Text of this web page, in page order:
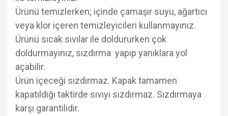
Ürünü temizlerken; içinde çamaşır suyu, ağartıcı
veya klor içeren temizleyicileri kullanmayınız.
Ürünü sıcak sıvılar ile doldururken çok
doldurmayınız, sızdırma yapıp yanıklara yol
açabilir.
Ürün içeceği sızdırmaz. Kapak tamamen
kapatıldığı taktirde sıvıyı sızdırmaz. Sızdırmaya
karşı garantilidir.